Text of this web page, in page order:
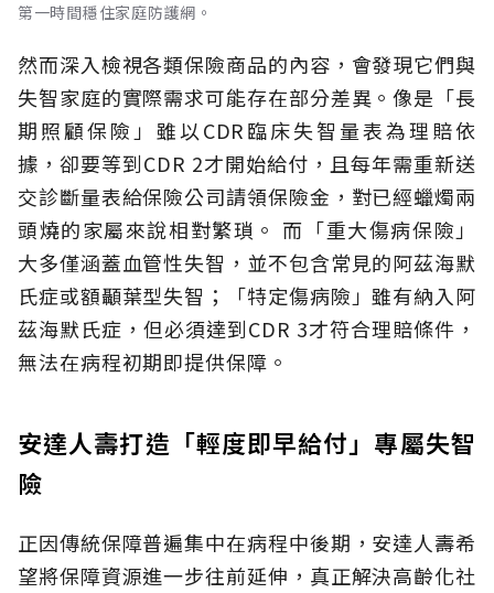
第一時間穩住家庭防護網。
然而深入檢視各類保險商品的內容，會發現它們與
失智家庭的實際需求可能存在部分差異。像是「長
期照顧保險」雖以CDR臨床失智量表為理賠依
據，卻要等到CDR 2才開始給付，且每年需重新送
交診斷量表給保險公司請領保險金，對已經蠟燭兩
頭燒的家屬來說相對繁瑣。 而「重大傷病保險」
大多僅涵蓋血管性失智，並不包含常見的阿茲海默
氏症或額顳葉型失智；「特定傷病險」雖有納入阿
茲海默氏症，但必須達到CDR 3才符合理賠條件，
無法在病程初期即提供保障。
安達人壽打造「輕度即早給付」專屬失智
險
正因傳統保障普遍集中在病程中後期，安達人壽希
望將保障資源進一步往前延伸，真正解決高齡化社